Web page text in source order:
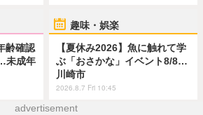
齢確認
未成年
趣味・娯楽
【夏休み2026】魚に触れて学
ぶ「おさかな」イベント8/8…
川崎市
2026.8.7 Fri 10:45
advertisement